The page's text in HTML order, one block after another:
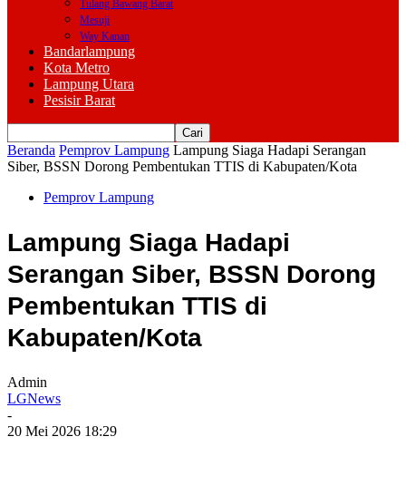
Tulang Bawang Barat
Mesuji
Way Kanan
Bandarlampung
Kota Metro
Lampung Utara
Pesisir Barat
Beranda Pemprov Lampung Lampung Siaga Hadapi Serangan
Siber, BSSN Dorong Pembentukan TTIS di Kabupaten/Kota
Pemprov Lampung
Lampung Siaga Hadapi
Serangan Siber, BSSN Dorong
Pembentukan TTIS di
Kabupaten/Kota
Admin
LGNews
-
20 Mei 2026 18:29